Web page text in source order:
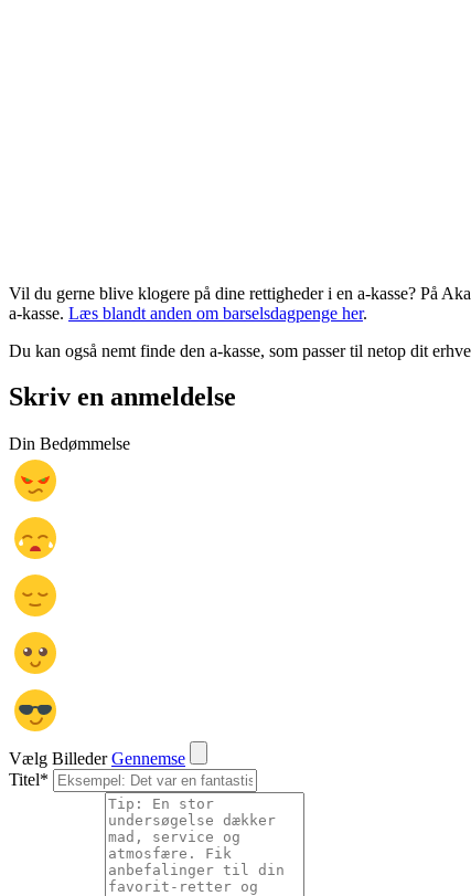
Vil du gerne blive klogere på dine rettigheder i en a-kasse? På
a-kasse. Læs blandt anden om barselsdagpenge her.
Du kan også nemt finde den a-kasse, som passer til netop dit
Skriv en anmeldelse
Din Bedømmelse
Vælg Billeder Gennemse
Titel*